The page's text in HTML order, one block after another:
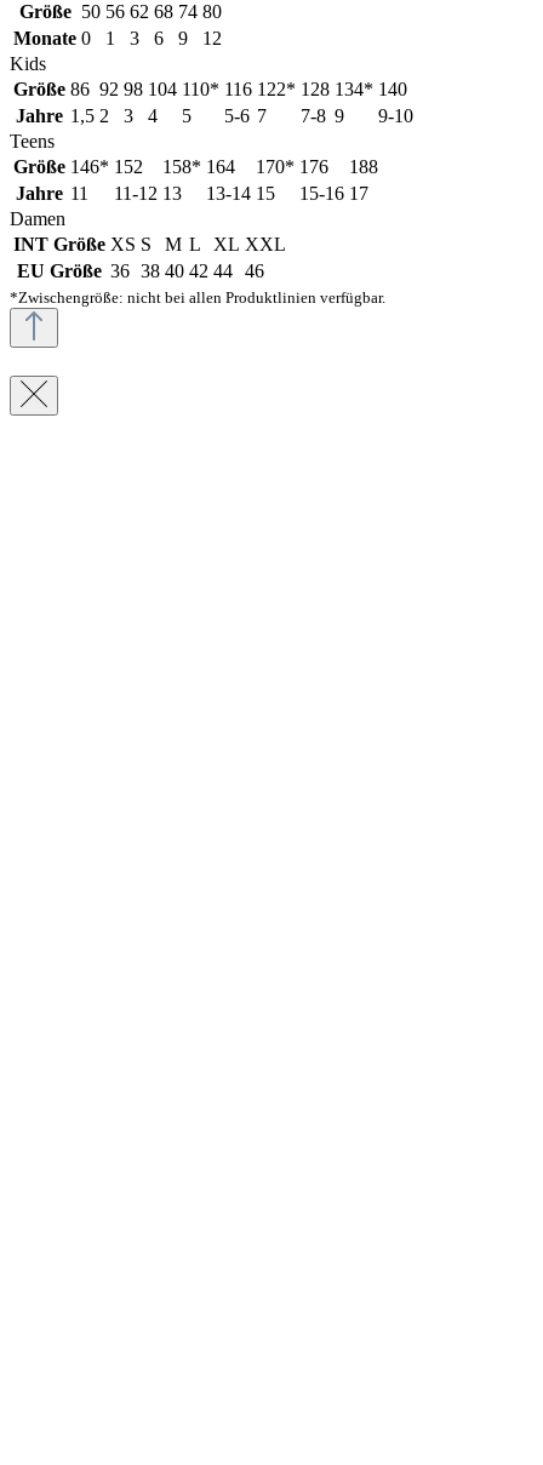
Größe 50 56 62 68 74 80
Monate 0 1 3 6 9
12
Kids
Größe 86 92 98 104 110* 116 122* 128 134* 140
Jahre 1,5 2 3 4 5 5-6 7 7-8 9
9-10
Teens
Größe 146* 152 158* 164 170* 176
188
Jahre 11 11-12 13 13-14 15 15-16 17
Damen
INT Größe XS S M L XL XXL
EU Größe 36 38 40 42 44 46
*Zwischengröße: nicht bei allen Produktlinien verfügbar.